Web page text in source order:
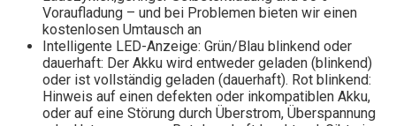
Voraufladung – und bei Problemen bieten wir einen
kostenlosen Umtausch an
Intelligente LED-Anzeige: Grün/Blau blinkend oder
dauerhaft: Der Akku wird entweder geladen (blinkend)
oder ist vollständig geladen (dauerhaft). Rot blinkend:
Hinweis auf einen defekten oder inkompatiblen Akku,
oder auf eine Störung durch Überstrom, Überspannung